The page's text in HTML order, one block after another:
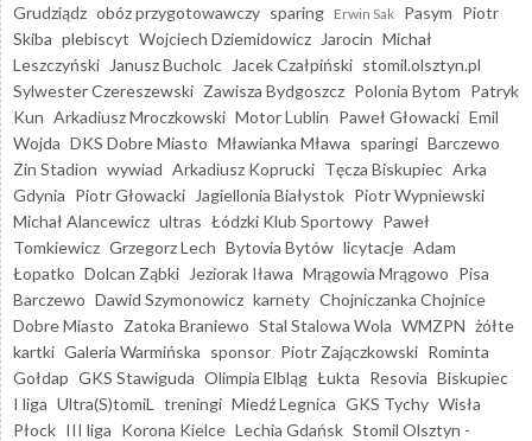
Grudziądz obóz przygotowawczy sparing Erwin Sak Pasym Piotr
Skiba plebiscyt Wojciech Dziemidowicz Jarocin Michał
Leszczyński
Janusz Bucholc Jacek Czałpiński stomil.olsztyn.pl
Sylwester Czereszewski Zawisza Bydgoszcz Polonia Bytom Patryk
Kun Arkadiusz Mroczkowski Motor Lublin Paweł Głowacki Emil
Wojda DKS Dobre Miasto Mławianka Mława sparingi Barczewo
Zin Stadion wywiad Arkadiusz Koprucki Tęcza Biskupiec Arka
Gdynia Piotr Głowacki Jagiellonia Białystok Piotr Wypniewski
Michał Alancewicz ultras Łódzki Klub Sportowy Paweł
Tomkiewicz Grzegorz Lech Bytovia Bytów licytacje Adam
Łopatko Dolcan Ząbki Jeziorak Iława Mrągowia Mrągowo Pisa
Barczewo Dawid Szymonowicz karnety Chojniczanka Chojnice
Dobre Miasto Zatoka Braniewo Stal Stalowa Wola WMZPN żółte
kartki Galeria Warmińska sponsor Piotr Zajączkowski Rominta
Gołdap GKS Stawiguda Olimpia Elbląg Łukta Resovia Biskupiec
I liga Ultra(S)tomiL treningi Miedź Legnica GKS Tychy Wisła
Płock III liga Korona Kielce Lechia Gdańsk Stomil Olsztyn -